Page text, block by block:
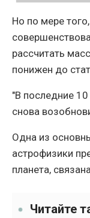
Но по мере
рассчитать
понижен до
"В последние
снова
Одна из
астрофизики
планета,
Читайте